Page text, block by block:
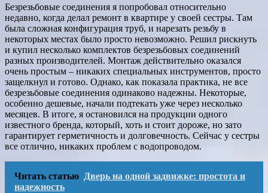
Безрезьбовые соединения я попробовал относительно
недавно, когда делал ремонт в квартире у своей сестры. Там
была сложная конфигурация труб, и нарезать резьбу в
некоторых местах было просто невозможно. Решил рискнуть
и купил несколько комплектов безрезьбовых соединений
разных производителей. Монтаж действительно оказался
очень простым – никаких специальных инструментов, просто
защелкнул и готово. Однако, как показала практика, не все
безрезьбовые соединения одинаково надежны. Некоторые,
особенно дешевые, начали подтекать уже через несколько
месяцев. В итоге, я остановился на продукции одного
известного бренда, который, хоть и стоит дороже, но зато
гарантирует герметичность и долговечность. Сейчас у сестры
все отлично, никаких проблем с водопроводом.
Читать статью Дверь на одной задвижке: простота и
надежность